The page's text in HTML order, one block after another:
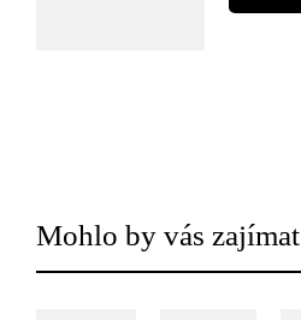
Mohlo by vás zajímat